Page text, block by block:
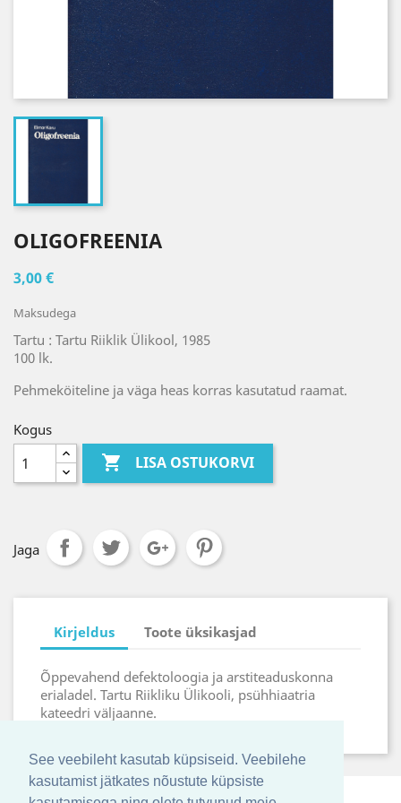
See veebileht kasutab küpsiseid. Veebilehe
kasutamist jätkates nõustute küpsiste
OLIGOFREENIA
3,00 €
Maksudega
Tartu : Tartu Riiklik Ülikool, 1985
100 lk.
Pehmeköiteline ja väga heas korras kasutatud raamat.
Kogus
 LISA OSTUKORVI
Jaga
Kirjeldus Toote üksikasjad
Õppevahend defektoloogia ja arstiteaduskonna
erialadel. Tartu Riikliku Ülikooli, psühhiaatria
kateedri väljaanne.